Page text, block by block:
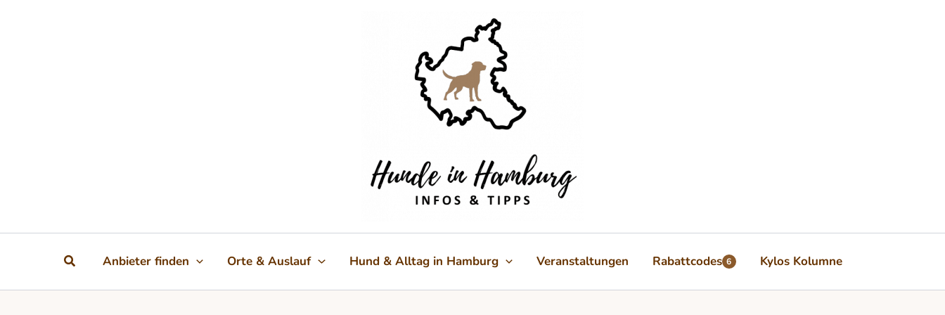
SuchenAnbieter finden Orte & Auslauf Hund & Alltag in Hamburg Veranstaltungen Rabattcodes 6 Kylos Kolumne